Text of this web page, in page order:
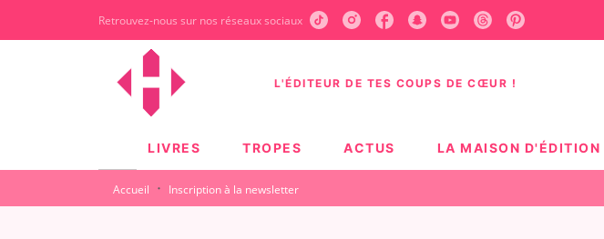
CONTENU PIED DE PAGE
Retrouvez-nous sur nos réseaux sociaux
L'ÉDITEUR DE TES COUPS DE CŒUR !
LIVRES TROPES ACTUS LA MAISON D'ÉDITION
Accueil · Inscription à la newsletter